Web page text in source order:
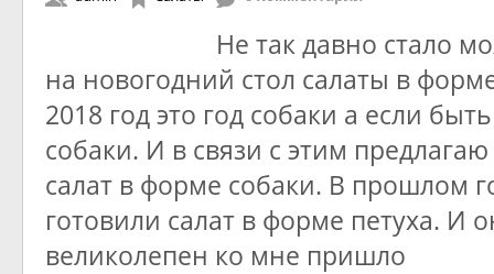
Не так давно стало
на новогодний стол салаты в
2018 год это год собаки а если
собаки. И в связи с этим
салат в форме собаки. В прошлом
готовили салат в форме петуха. И
великолепен ко мне пришло